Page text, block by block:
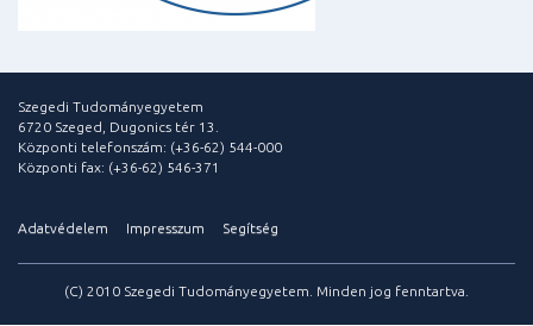
Szegedi Tudományegyetem
6720 Szeged, Dugonics tér 13.
Központi telefonszám: (+36-62) 544-000
Központi fax: (+36-62) 546-371
Adatvédelem Impresszum Segítség
(C) 2010 Szegedi Tudományegyetem. Minden jog fenntartva.